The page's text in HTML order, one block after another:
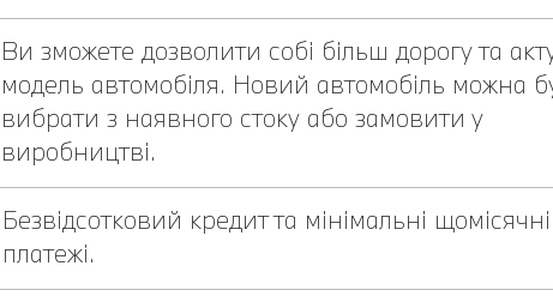
Ви зможете дозволити собі більш дорогу та
модель автомобіля. Новий автомобіль можна
вибрати з наявного стоку або замовити у
виробництві.
Безвідсотковий кредит та мінімальні щомісячні
платежі.